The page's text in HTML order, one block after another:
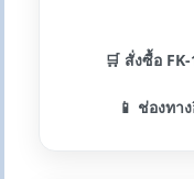
🛒 สั่งซื้อ FK-
📱 ช่องทา